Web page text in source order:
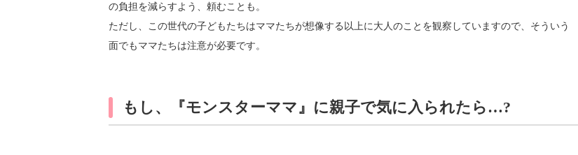
の負担を減らすよう、頼むことも。
ただし、この世代の子どもたちはママたちが想像する以上に大人のことを観察していますので、そういう
面でもママたちは注意が必要です。
もし、『モンスターママ』に親子で気に入られたら…?